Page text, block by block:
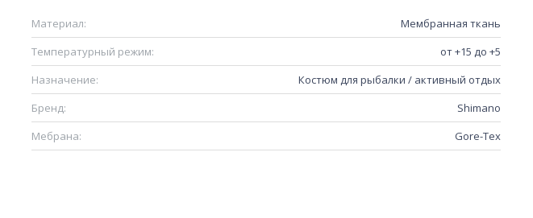
Материал:
Мембранная ткань
Температурный режим:
от +15 до +5
Назначение:
Костюм для рыбалки / активный отдых
Бренд:
Shimano
Мебрана: Gore-Tex